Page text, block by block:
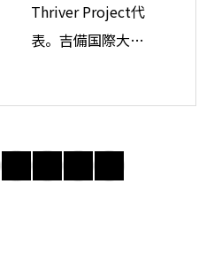
Thriver Project代
表。吉備国際大学
問い直し、分かり
合えない世界で人